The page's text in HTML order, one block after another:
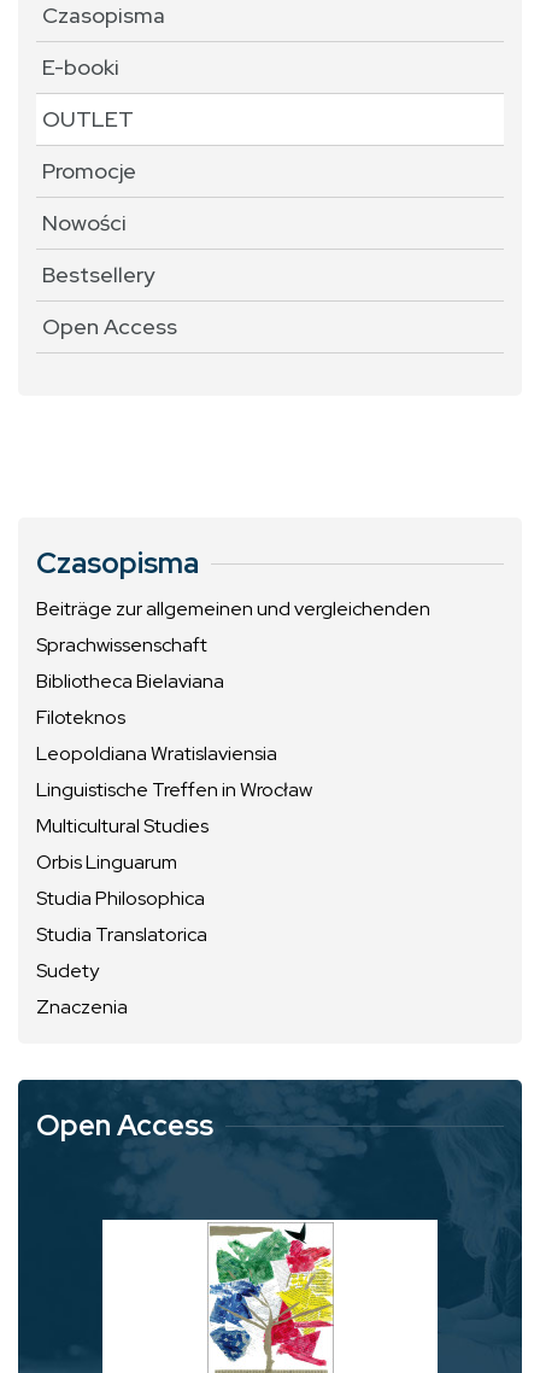
Czasopisma
E-booki
OUTLET
Promocje
Nowości
Bestsellery
Open Access
Czasopisma
Beiträge zur allgemeinen und vergleichenden
Sprachwissenschaft
Bibliotheca Bielaviana
Filoteknos
Leopoldiana Wratislaviensia
Linguistische Treffen in Wrocław
Multicultural Studies
Orbis Linguarum
Studia Philosophica
Studia Translatorica
Sudety
Znaczenia
Open Access